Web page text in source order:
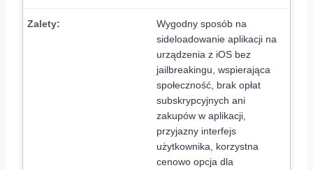
Wygodny sposób na
sideloadowanie aplikacji na
urządzenia z iOS bez
jailbreakingu, wspierająca
społeczność, brak opłat
subskrypcyjnych ani
zakupów w aplikacji,
przyjazny interfejs
użytkownika, korzystna
cenowo opcja dla